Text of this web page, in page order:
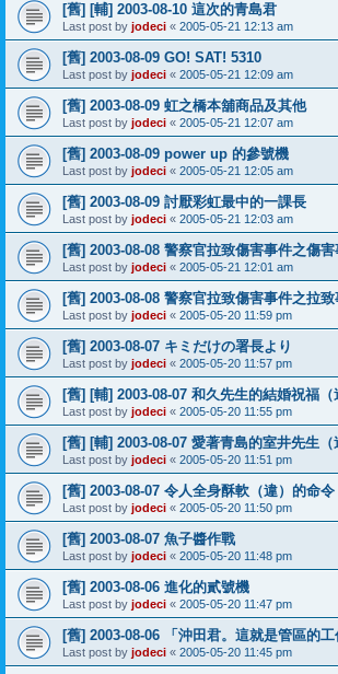
[舊] [輔] 2003-08-10 這次的青島君
Last post by jodeci « 2005-05-21 12:13 am
[舊] 2003-08-09 GO! SAT! 5310
Last post by jodeci « 2005-05-21 12:09 am
[舊] 2003-08-09 虹之橋本舖商品及其他
Last post by jodeci « 2005-05-21 12:07 am
[舊] 2003-08-09 power up 的參號機
Last post by jodeci « 2005-05-21 12:05 am
[舊] 2003-08-09 討厭彩虹最中的一課長
Last post by jodeci « 2005-05-21 12:03 am
[舊] 2003-08-08 警察官拉致傷害事件之傷害
Last post by jodeci « 2005-05-21 12:01 am
[舊] 2003-08-08 警察官拉致傷害事件之拉致
Last post by jodeci « 2005-05-20 11:59 pm
[舊] 2003-08-07 キミだけの署長より
Last post by jodeci « 2005-05-20 11:57 pm
[舊] [輔] 2003-08-07 和久先生的結婚祝福（
Last post by jodeci « 2005-05-20 11:55 pm
[舊] [輔] 2003-08-07 愛著青島的室井先生（
Last post by jodeci « 2005-05-20 11:51 pm
[舊] 2003-08-07 令人全身酥軟（違）的命令
Last post by jodeci « 2005-05-20 11:50 pm
[舊] 2003-08-07 魚子醬作戰
Last post by jodeci « 2005-05-20 11:48 pm
[舊] 2003-08-06 進化的貳號機
Last post by jodeci « 2005-05-20 11:47 pm
[舊] 2003-08-06 「沖田君。這就是管區的工
Last post by jodeci « 2005-05-20 11:45 pm